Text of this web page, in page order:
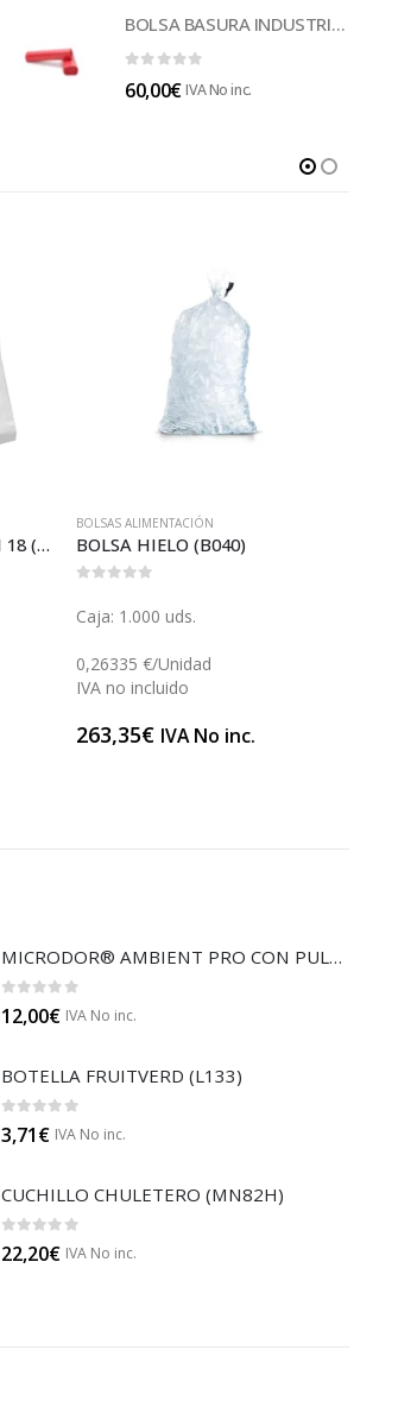
BOLSA BASURA INDUSTRIAL ROJA 85 (B014)
60,00€ IVA No inc.
BOLSA VACÍO DE COCCIÓN 18 (B106)
BOLSAS ALIMENTACIÓN
BOLSA HIELO (B040)
Caja: 1.000 uds.
0,26335 €/Unidad
IVA no incluido
263,35€ IVA No inc.
MICRODOR® AMBIENT PRO CON PULVERIZADOR (LB08)
0 out of 5
12,00€ IVA No inc.
BOTELLA FRUITVERD (L133)
0 out of 5
3,71€ IVA No inc.
CUCHILLO CHULETERO (MN82H)
0 out of 5
22,20€ IVA No inc.